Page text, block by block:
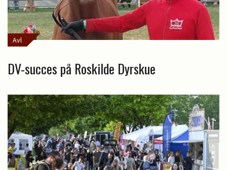
Avl
DV-succes på Roskilde Dyrskue